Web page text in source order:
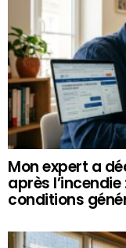
Mon expert a
après
conditions